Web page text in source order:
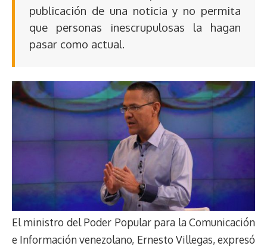
publicación de una noticia y no permita
que personas inescrupulosas la hagan
pasar como actual.
El ministro del Poder Popular para la Comunicación
e Información venezolano, Ernesto Villegas, expresó